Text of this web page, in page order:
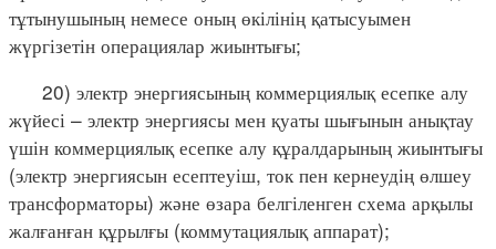
тұтынушының немесе оның өкілінің қатысуымен
жүргізетін операциялар жиынтығы;
20) электр энергиясының коммерциялық есепке алу
жүйесі – электр энергиясы мен қуаты шығынын анықтау
үшін коммерциялық есепке алу құралдарының жиынтығы
(электр энергиясын есептеуіш, ток пен кернеудің өлшеу
трансформаторы) және өзара белгіленген схема арқылы
жалғанған құрылғы (коммутациялық аппарат);